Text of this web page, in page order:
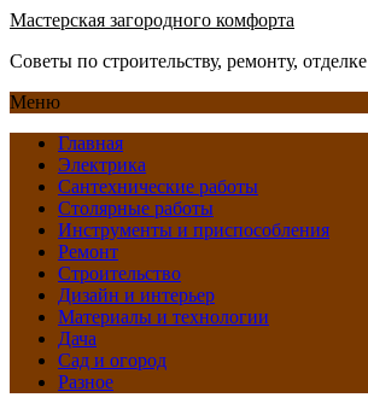
Мастерская загородного комфорта
Советы по строительству, ремонту, отделке
Меню
Главная
Электрика
Сантехнические работы
Столярные работы
Инструменты и приспособления
Ремонт
Строительство
Дизайн и интерьер
Материалы и технологии
Дача
Сад и огород
Разное